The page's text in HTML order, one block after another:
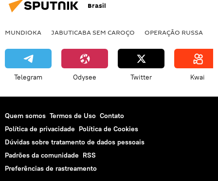
Brasil
MUNDIOKA JABUTICABA SEM CAROÇO OPERAÇÃO RUSSA
Telegram Odysee Twitter Kwai
Quem somos Termos de Uso Contato
Política de privacidade Política de Cookies
Dúvidas sobre tratamento de dados pessoais
Padrões da comunidade RSS
Preferências de rastreamento